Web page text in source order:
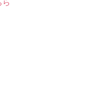
ら